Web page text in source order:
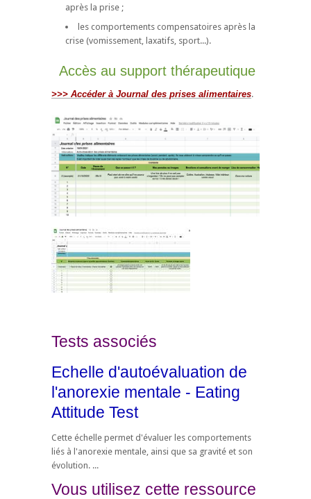
après la prise ;
les comportements compensatoires après la
crise (vomissement, laxatifs, sport...).
Accès au support thérapeutique
>>> Accéder à Journal des prises alimentaires.
Tests associés
Echelle d'autoévaluation de
l'anorexie mentale - Eating
Attitude Test
Cette échelle permet d'évaluer les comportements
liés à l'anorexie mentale, ainsi que sa gravité et son
évolution. ...
Vous utilisez cette ressource